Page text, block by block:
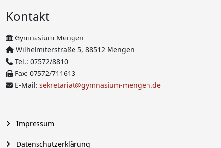
Kontakt
Gymnasium Mengen
Wilhelmiterstraße 5, 88512 Mengen
Tel.: 07572/8810
Fax: 07572/711613
E-Mail: sekretariat@gymnasium-mengen.de
Impressum
Datenschutzerklärung